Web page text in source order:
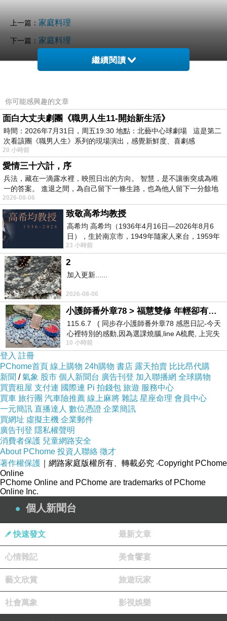
上一篇： 家庭料理
下一篇： 家庭料理
繼續閱讀
你可能感興趣的文章
面白大丈夫劇團《職男人生11-開始新生活》
時間：2026年7月31日，周五19:30 地點：北藝中心球劇場 這是第二
次看該團《職男人生》系列的現場演出，感覺新鮮度、喜劇感
20 小時前
愛情三十六計，序
兵法，藏在一滴露水裡，映照日出的方向。 智慧，是不讓衝突成為唯
一的答案。 進退之間，為自己留下一條生路，也為他人留下一分餘地
2026-08-06
致敬高希均教授
高希均 高希均（1936年4月16日—2026年8月6
日），生於南京市，1949年隨家人來台，1959年
赴美深造並取得經濟發展博士學位。曾任
23 小時前
2
加入更新......
2026-08-06
小護師番外章78 > 福慧雙修 年輕卻有個老靈魂 ㄑ金剛經〉podcast
115.6.7 ( 同步存小護師番外章78 感恩日記-今天
心裡特別的感動,因為選課燒腦,line A梳爬, 上完失
智課的她,特來傾
10 小時前
登入 註冊
PChome首頁 線上購物 24h購物 書店 露天拍賣 比比昂代購
新聞 /氣象 股市 個人新聞台 廣告刊登 加入聯播網 全球購物
買賣租屋 支付連 國際連 Pi 拍錢包 旅遊 服務中心
買車 旅行團 汽車險推薦 線上麻將 雜誌 星座命理 會員中心
一元簡訊 直播達人 數位憑證 企業簡訊
買網址 虛擬主機 企業郵件
廣告刊登 隱私權聲明
消費者保護 兒童網路安全
About PChome 投資人聯絡 徵才
著作權保護 ｜網路家庭版權所有、轉載必究 ‧Copyright PChome
Online
PChome Online and PChome are trademarks of PChome
Online Inc.
個人新聞台
快速發文 最新文章
心情雜記 美食饗宴
藝文欣賞 旅遊玩家
社會萬象 影視娛樂